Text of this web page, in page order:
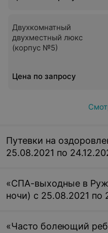
Двухкомнатный
двухместный люкс
(корпус №5)
Цена по запросу
Путевки на
25.08.2021 по
«СПА-выходные в
ночи) с 25.08.2021 по
«Часто болеющий